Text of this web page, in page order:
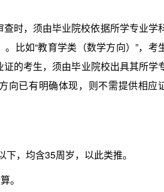
时，须由毕业院校依据所学专业学
比如“教育学类（数学方向）”，考
证的考生，须由毕业院校出具其所学
向已有明确体现，则不需提供相应
，均含35周岁，以此类推。
。